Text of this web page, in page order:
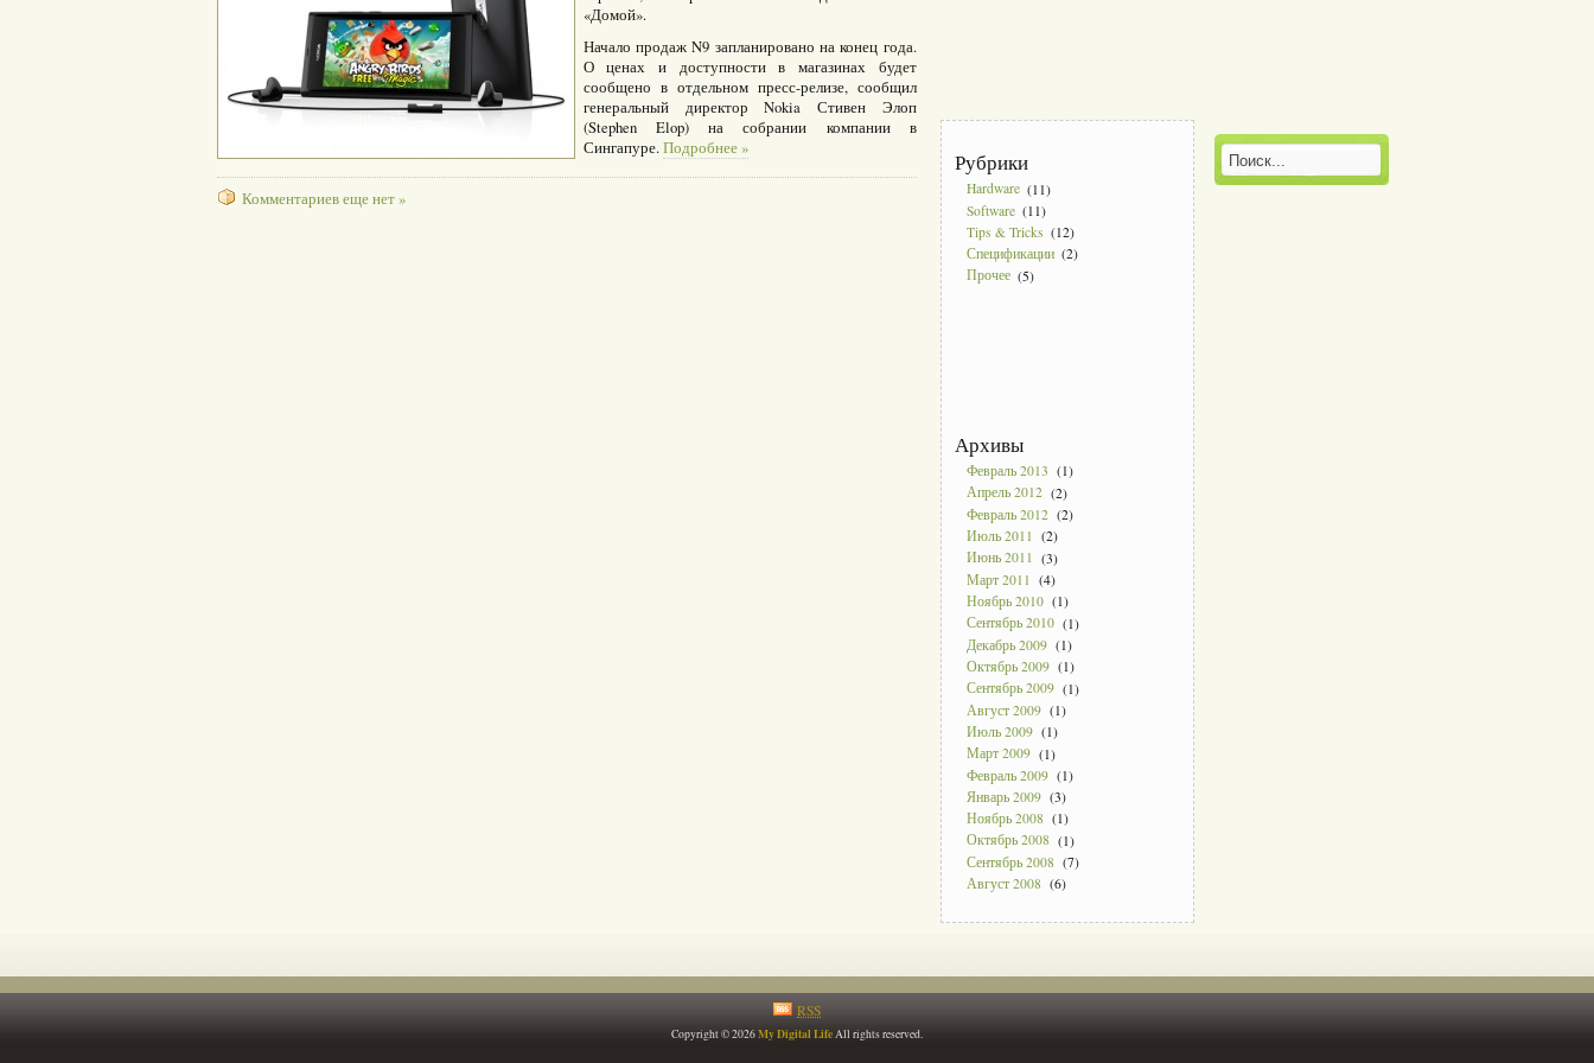
«Домой».
Начало продаж N9 запланировано на конец года.
О ценах и доступности в магазинах будет
сообщено в отдельном пресс-релизе, сообщил
генеральный директор Nokia Стивен Элоп
(Stephen Elop) на собрании компании в
Сингапуре.Подробнее »
Комментариев еще нет »
Рубрики
Hardware (11)
Software (11)
Tips & Tricks (12)
Спецификации (2)
Прочее (5)
Архивы
Февраль 2013 (1)
Апрель 2012 (2)
Февраль 2012 (2)
Июль 2011 (2)
Июнь 2011 (3)
Март 2011 (4)
Ноябрь 2010 (1)
Сентябрь 2010 (1)
Декабрь 2009 (1)
Октябрь 2009 (1)
Сентябрь 2009 (1)
Август 2009 (1)
Июль 2009 (1)
Март 2009 (1)
Февраль 2009 (1)
Январь 2009 (3)
Ноябрь 2008 (1)
Октябрь 2008 (1)
Сентябрь 2008 (7)
Август 2008 (6)
RSS
Copyright © 2026My Digital LifeAll rights reserved.